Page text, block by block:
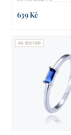
639 Kč
AG 925/1000